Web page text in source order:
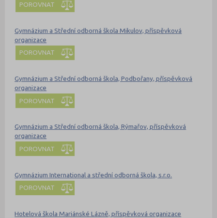
POROVNAT
Gymnázium a Střední odborná škola Mikulov, příspěvková
organizace
POROVNAT
Gymnázium a Střední odborná škola, Podbořany, příspěvková
organizace
POROVNAT
Gymnázium a Střední odborná škola, Rýmařov, příspěvková
organizace
POROVNAT
Gymnázium International a střední odborná škola, s.r.o.
POROVNAT
Hotelová škola Mariánské Lázně, příspěvková organizace